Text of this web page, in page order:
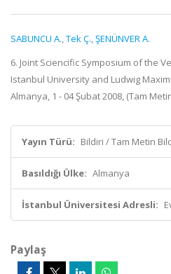
SABUNCU A.,Tek Ç.,ŞENÜNVER A.
6. Joint Sciencific Symposium of the
Istanbul University and Ludwig
Almanya, 1 - 04 Şubat 2008, (Tam
Yayın Türü: Bildiri / Tam Metin
Basıldığı Ülke: Almanya
İstanbul Üniversitesi Adresli:
Paylaş